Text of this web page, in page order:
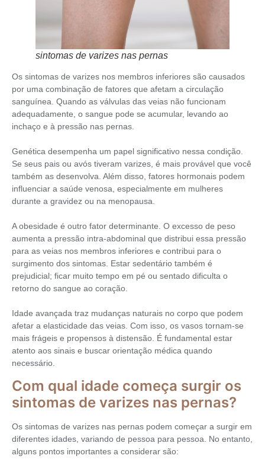
sintomas de varizes nas pernas
Os sintomas de varizes nos membros inferiores são causados
por uma combinação de fatores que afetam a circulação
sanguínea. Quando as válvulas das veias não funcionam
adequadamente, o sangue pode se acumular, levando ao
inchaço e à pressão nas pernas.
Genética desempenha um papel significativo nessa condição.
Se seus pais ou avós tiveram varizes, é mais provável que você
também as desenvolva. Além disso, fatores hormonais podem
influenciar a saúde venosa, especialmente em mulheres
durante a gravidez ou na menopausa.
A obesidade é outro fator determinante. O excesso de peso
aumenta a pressão intra-abdominal que distribui essa pressão
para as veias nos membros inferiores e contribui para o
surgimento dos sintomas. Estar sedentário também é
prejudicial; ficar muito tempo em pé ou sentado dificulta o
retorno do sangue ao coração.
Idade avançada traz mudanças naturais no corpo que podem
afetar a elasticidade das veias. Com isso, os vasos tornam-se
mais frágeis e propensos à distensão. É fundamental estar
atento aos sinais e buscar orientação médica quando
necessário.
Com qual idade começa surgir os
sintomas de varizes nas pernas?
Os sintomas de varizes nas pernas podem começar a surgir em
diferentes idades, variando de pessoa para pessoa. No entanto,
alguns pontos importantes a considerar são: